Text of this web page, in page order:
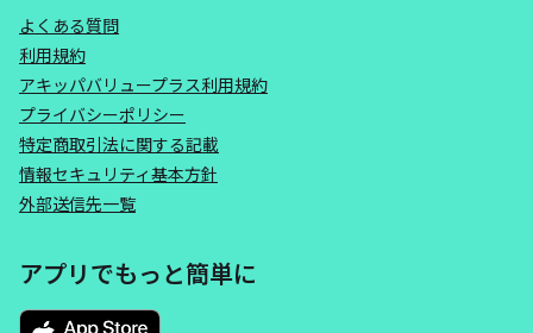
よくある質問
利用規約
アキッパバリュープラス利用規約
プライバシーポリシー
特定商取引法に関する記載
情報セキュリティ基本方針
外部送信先一覧
アプリでもっと簡単に